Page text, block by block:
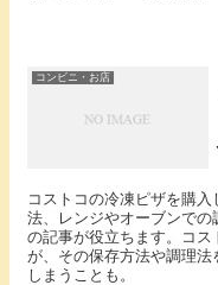
コンビニ・お店
コストコの冷凍ピザを購
法、レンジやオーブンでの
の記事が役立ちます。コ
が、その保存方法や調理
しまうことも。